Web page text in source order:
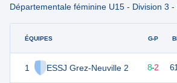
Départementale féminine U15 - Division 3 -
ÉQUIPES
1 ESSJ Grez-Neuville 2
G-P
18 10 8-2